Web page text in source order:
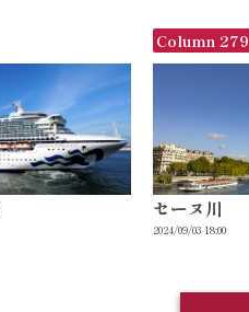
Column 279
セーヌ川
2024/09/03 18:00